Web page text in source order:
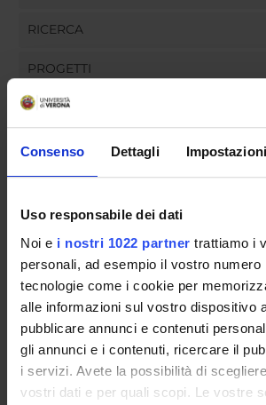
Consenso Dettagli
Uso responsabile dei dati
Noi e i nostri 1022 partner trattiamo i
personali, ad esempio il vostro numero
tecnologie come i cookie per
alle informazioni sul vostro dispositivo
pubblicare annunci e contenuti
gli annunci e i contenuti, ricercare il
i servizi. Avete la possibilità di
vostri dati e per quali scopi. Le vostre
RICERCA
PROGETTI
INCARICHI
GOVERNANCE
COMMISSIONI
UFFICI E STRUTTURE DI SERVIZIO
SERVIZI DI SEGRETERIA STUDENTI